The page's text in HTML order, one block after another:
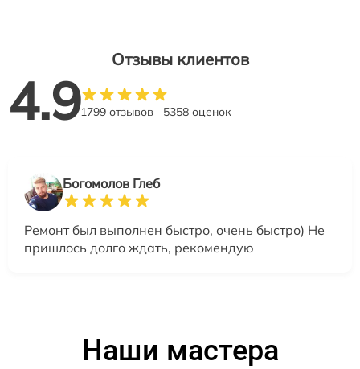
Отзывы клиентов
4.91799 отзывов 5358 оценок
Богомолов Глеб
Ремонт был выполнен быстро, очень быстро) Не
пришлось долго ждать, рекомендую
Наши мастера